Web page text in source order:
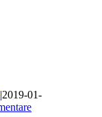
|2019-01-